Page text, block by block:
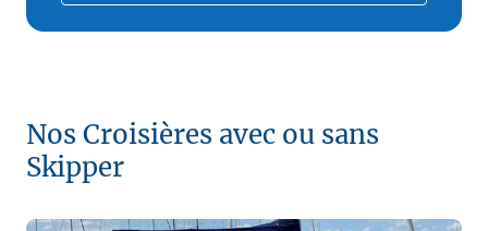
Nos Croisières avec ou sans
Skipper